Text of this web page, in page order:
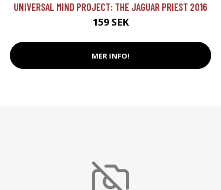
UNIVERSAL MIND PROJECT: THE JAGUAR PRIEST 2016
159 SEK
MER INFO!